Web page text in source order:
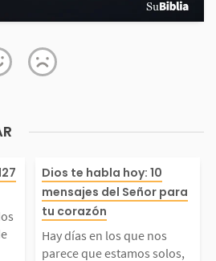
mencion
impo
Hay días en
os parece que
Dios te habla hoy: 10
mensajes del Señor para
tu corazón
Hay días en los que nos
parece que estamos solos,